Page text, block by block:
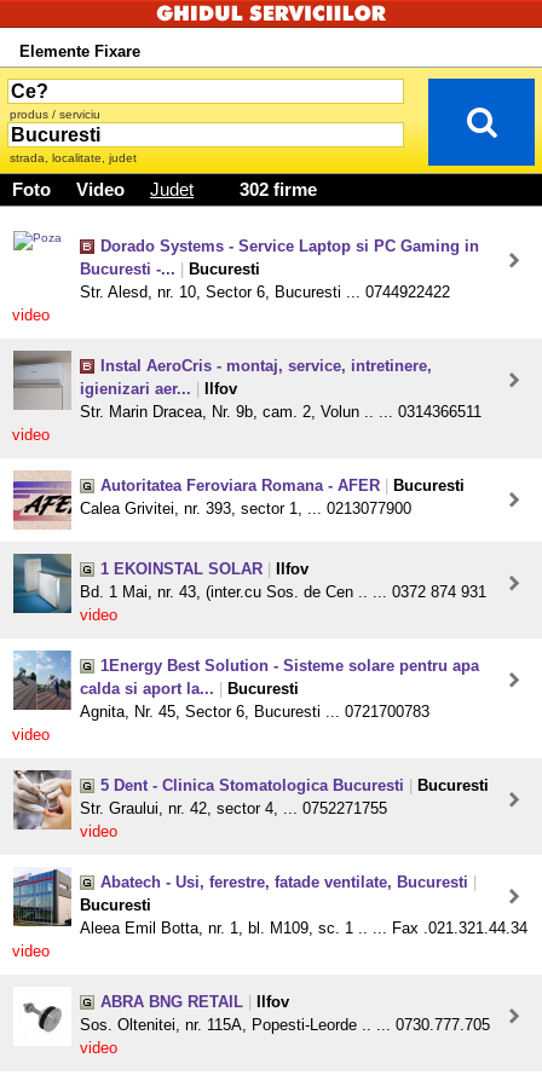
Elemente Fixare
produs / serviciu
strada, localitate, judet
Foto Video Judet 302 firme
Dorado Systems - Service Laptop si PC Gaming in
Bucuresti -...
Bucuresti
Str. Alesd, nr. 10, Sector 6, Bucuresti ... 0744922422
video
Instal AeroCris - montaj, service, intretinere,
igienizari aer...
Ilfov
Str. Marin Dracea, Nr. 9b, cam. 2, Volun .. ... 0314366511
video
Autoritatea Feroviara Romana - AFER
Bucuresti
Calea Grivitei, nr. 393, sector 1, ... 0213077900
1 EKOINSTAL SOLAR
Ilfov
Bd. 1 Mai, nr. 43, (inter.cu Sos. de Cen .. ... 0372 874 931
video
1Energy Best Solution - Sisteme solare pentru apa
calda si aport la...
Bucuresti
Agnita, Nr. 45, Sector 6, Bucuresti ... 0721700783
video
5 Dent - Clinica Stomatologica Bucuresti
Bucuresti
Str. Graului, nr. 42, sector 4, ... 0752271755
video
Abatech - Usi, ferestre, fatade ventilate, Bucuresti
Bucuresti
Aleea Emil Botta, nr. 1, bl. M109, sc. 1 .. ... Fax .021.321.44.34
video
ABRA BNG RETAIL
Ilfov
Sos. Oltenitei, nr. 115A, Popesti-Leorde .. ... 0730.777.705
video